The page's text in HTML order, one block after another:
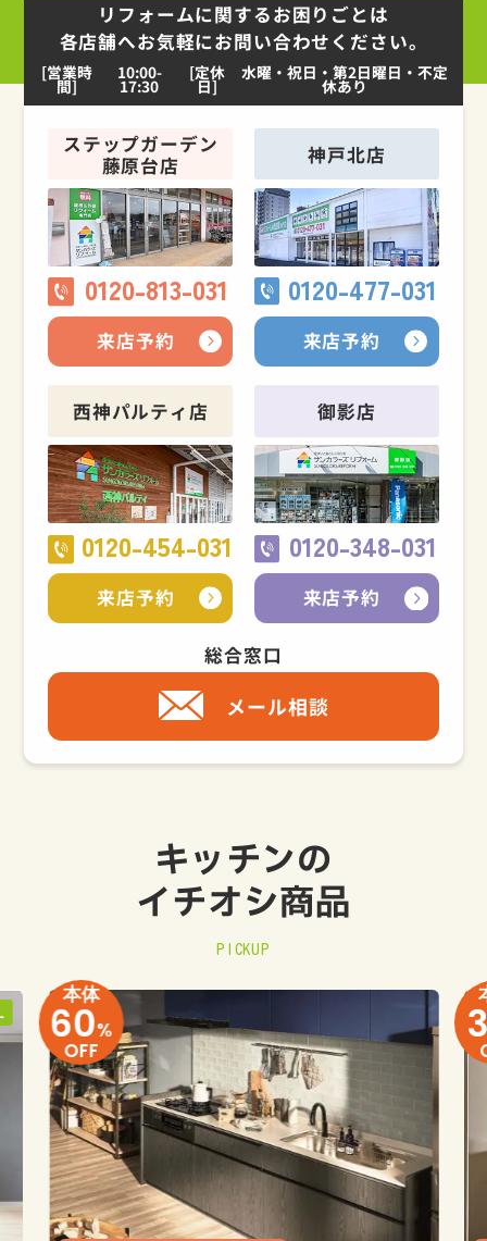
リフォームに関するお困りごとは
各店舗へお気軽にお問い合わせください。
[営業時
間]
10:00-
17:30
[定休
日]
水曜・祝日・第2日曜日・不定
休あり
ステップガーデン
藤原台店
0120-813-031
来店予約
神戸北店
0120-477-031
来店予約
西神パルティ店
0120-454-031
来店予約
御影店
0120-348-031
来店予約
総合窓口
メール相談
キッチンの
イチオシ商品
PICKUP
本体
60%
OFF